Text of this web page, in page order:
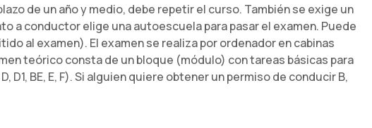
de un año y medio, debe repetir el curso. También se exige un
a conductor elige una autoescuela para pasar el examen. Puede
al examen). El examen se realiza por ordenador en cabinas
teórico consta de un bloque (módulo) con tareas básicas para
BE, E, F). Si alguien quiere obtener un permiso de conducir B,